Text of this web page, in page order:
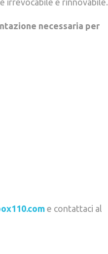
necessaria per
e contattaci al